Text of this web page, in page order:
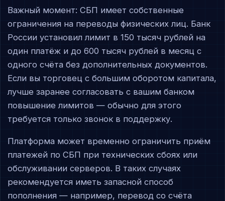
Важный момент: СБП имеет собственные
ограничения на переводы физических лиц. Банк
России установил лимит в 150 тысяч рублей на
один платёж и до 600 тысяч рублей в месяц с
одного счёта без дополнительных документов.
Если вы торговец с большим оборотом капитала,
лучше заранее согласовать с вашим банком
повышение лимитов — обычно для этого
требуется только звонок в поддержку.
Платформа может временно ограничить приём
платежей по СБП при технических сбоях или
обслуживании серверов. В таких случаях
рекомендуется иметь запасной способ
пополнения — например, перевод со счёта